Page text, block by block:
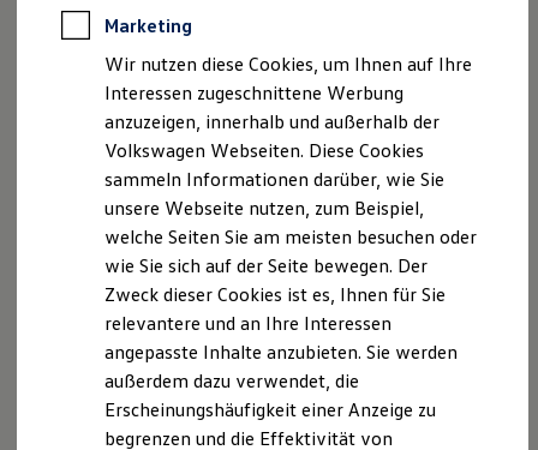
Rekuperation
Laden unterwegs
Laden Zuhause
Ladestationen finden
Ladezeitensimulator
Batterie
Sicherheit
Nachhaltigkeit
Technologie
Kosten und Kauf
Kaufoptionen
E-Auto-Förderung
Software und Konnektivität
Die ID. Software 6
ID. Software Versionen und Updates
Digitale Extras
Schnittstellen zu Ihrem ID.
Der neue ID.3 Neo
So geht neu. Klar im Design. Stark im Alltag.
Entdecken Sie jetzt den neuen ID.3 Neo!
Mehr zum ID.3 Neo erfahren
Marketing
Wir nutzen diese Cookies, um Ihnen auf Ihre
Interessen zugeschnittene Werbung
anzuzeigen, innerhalb und außerhalb der
Volkswagen Webseiten. Diese Cookies
sammeln Informationen darüber, wie Sie
unsere Webseite nutzen, zum Beispiel,
welche Seiten Sie am meisten besuchen oder
wie Sie sich auf der Seite bewegen. Der
Zweck dieser Cookies ist es, Ihnen für Sie
relevantere und an Ihre Interessen
angepasste Inhalte anzubieten. Sie werden
außerdem dazu verwendet, die
Erscheinungshäufigkeit einer Anzeige zu
begrenzen und die Effektivität von